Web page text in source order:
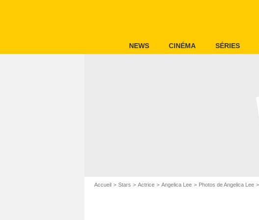
NEWS CINÉMA SÉRIES
Accueil Stars Actrice Angelica Lee Photos de Angelica Lee